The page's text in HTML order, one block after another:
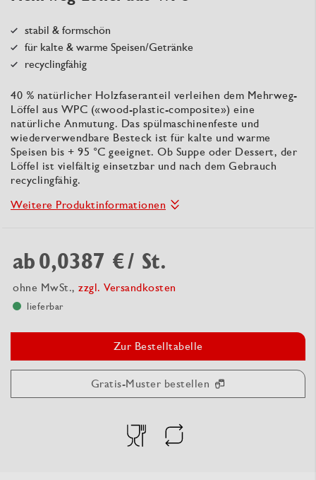
stabil & formschön
für kalte & warme Speisen/Getränke
recyclingfähig
40 % natürlicher Holzfaseranteil verleihen dem Mehrweg-
Löffel aus WPC («wood-plastic-composite») eine
natürliche Anmutung. Das spülmaschinenfeste und
wiederverwendbare Besteck ist für kalte und warme
Speisen bis + 95 °C geeignet. Ob Suppe oder Dessert, der
Löffel ist vielfältig einsetzbar und nach dem Gebrauch
recyclingfähig.
Weitere Produktinformationen
ab0,0387 €/ St.
ohne MwSt., zzgl. Versandkosten
lieferbar
Zur Bestelltabelle
Gratis-Muster bestellen